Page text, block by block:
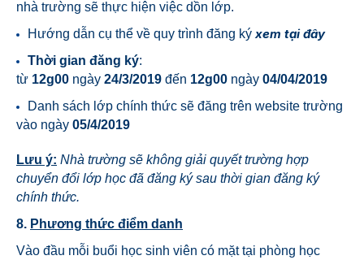
nhà trường sẽ thực hiện việc dồn lớp.
Hướng dẫn cụ thể về quy trình đăng ký xem tại đây
Thời gian đăng ký:
từ 12g00 ngày 24/3/2019 đến 12g00 ngày 04/04/2019
Danh sách lớp chính thức sẽ đăng trên website trường
vào ngày 05/4/2019
Lưu ý: Nhà trường sẽ không giải quyết trường hợp
chuyển đổi lớp học đã đăng ký sau thời gian đăng ký
chính thức.
8. Phương thức điểm danh
Vào đầu mỗi buổi học sinh viên có mặt tại phòng học